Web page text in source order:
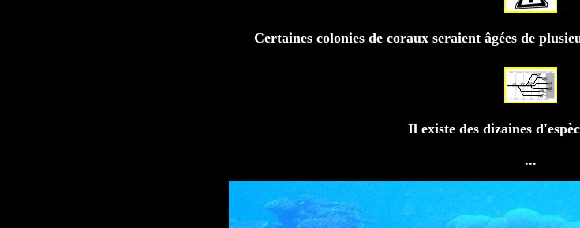
Certaines colonies de coraux seraient âgées de
Il existe des dizaines
...